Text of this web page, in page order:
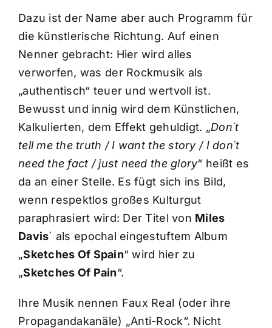
Dazu ist der Name aber auch Programm für
die künstlerische Richtung. Auf einen
Nenner gebracht: Hier wird alles
verworfen, was der Rockmusik als
„authentisch“ teuer und wertvoll ist.
Bewusst und innig wird dem Künstlichen,
Kalkulierten, dem Effekt gehuldigt. „Don´t
tell me the truth / I want the story / I don´t
need the fact / just need the glory“ heißt es
da an einer Stelle. Es fügt sich ins Bild,
wenn respektlos großes Kulturgut
paraphrasiert wird: Der Titel von Miles
Davis´ als epochal eingestuftem Album
„Sketches Of Spain“ wird hier zu
„Sketches Of Pain“.
Ihre Musik nennen Faux Real (oder ihre
Propagandakanäle) „Anti-Rock“. Nicht